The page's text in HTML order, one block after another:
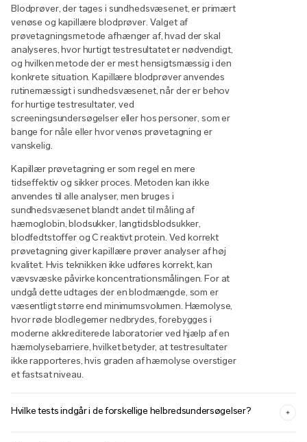
Blodprøver, der tages i sundhedsvæsenet, er primært
venøse og kapillære blodprøver. Valget af
prøvetagningsmetode afhænger af, hvad der skal
analyseres, hvor hurtigt testresultatet er nødvendigt,
og hvilken metode der er mest hensigtsmæssig i den
konkrete situation. Kapillære blodprøver anvendes
rutinemæssigt i sundhedsvæsenet, når der er behov
for hurtige testresultater, ved
screeningsundersøgelser eller hos personer, som er
bange for nåle eller hvor venøs prøvetagning er
vanskelig.
Kapillær prøvetagning er som regel en mere
tidseffektiv og sikker proces. Metoden kan ikke
anvendes til alle analyser, men bruges i
sundhedsvæsenet blandt andet til måling af
hæmoglobin, blodsukker, langtidsblodsukker,
blodfedtstoffer og C reaktivt protein. Ved korrekt
prøvetagning giver kapillære prøver analyser af høj
kvalitet. Hvis teknikken ikke udføres korrekt, kan
vævsvæske påvirke koncentrationsmålingen. For at
undgå dette udtages der en blodmængde, som er
væsentligt større end minimumsvolumen. Hæmolyse,
hvor røde blodlegemer nedbrydes, forebygges i
moderne akkrediterede laboratorier ved hjælp af en
hæmolysebarriere, hvilket betyder, at testresultater
ikke rapporteres, hvis graden af hæmolyse overstiger
et fastsat niveau.
Hvilke tests indgår i de forskellige helbredsundersøgelser?